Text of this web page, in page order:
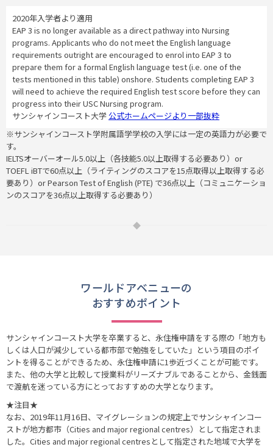
2020年入学者より適用
EAP 3 is no longer available as a direct pathway into Nursing
programs. Applicants who do not meet the English language
requirements outright are encouraged to enrol into EAP 3 to
prepare them for a formal English language test (i.e. one of the
tests mentioned in this table) onshore. Students completing EAP 3
will need to achieve the required English test score before they can
progress into their USC Nursing program.
サンシャインコースト大学 公式ホームページより一部抜粋
※サンシャインコースト学附属語学学校の入学には一定の英語力が必要で
す。
IELTSオーバーオール5.0以上（各技能5.0以上取得する必要あり）or
TOEFL iBTで60点以上（ライティングのスコアを15点取得以上取得する必
要あり）or Pearson Test of English (PTE) で36点以上（コミュニケーショ
ンのスコアを36点以上取得する必要あり）
ワールドアベニューの
おすすめポイント
サンシャインコースト大学を卒業すると、永住権申請をする際の「地方も
しくは人口が減少している都市部で勉強をしていた」という項目のポイ
ントを得ることができるため、永住権申請に1歩近づくことが可能です。
また、他の大学と比較して授業料がリーズナブルであることから、金銭面
で渡航を迷っている方にとっておすすめの大学となります。
★注目★
なお、2019年11月16日、マイグレーションの規定上でサンシャインコー
ストが地方都市（Cities and major regional centres）として指定されま
した。Cities and major regional centresとして指定された地域で大学を